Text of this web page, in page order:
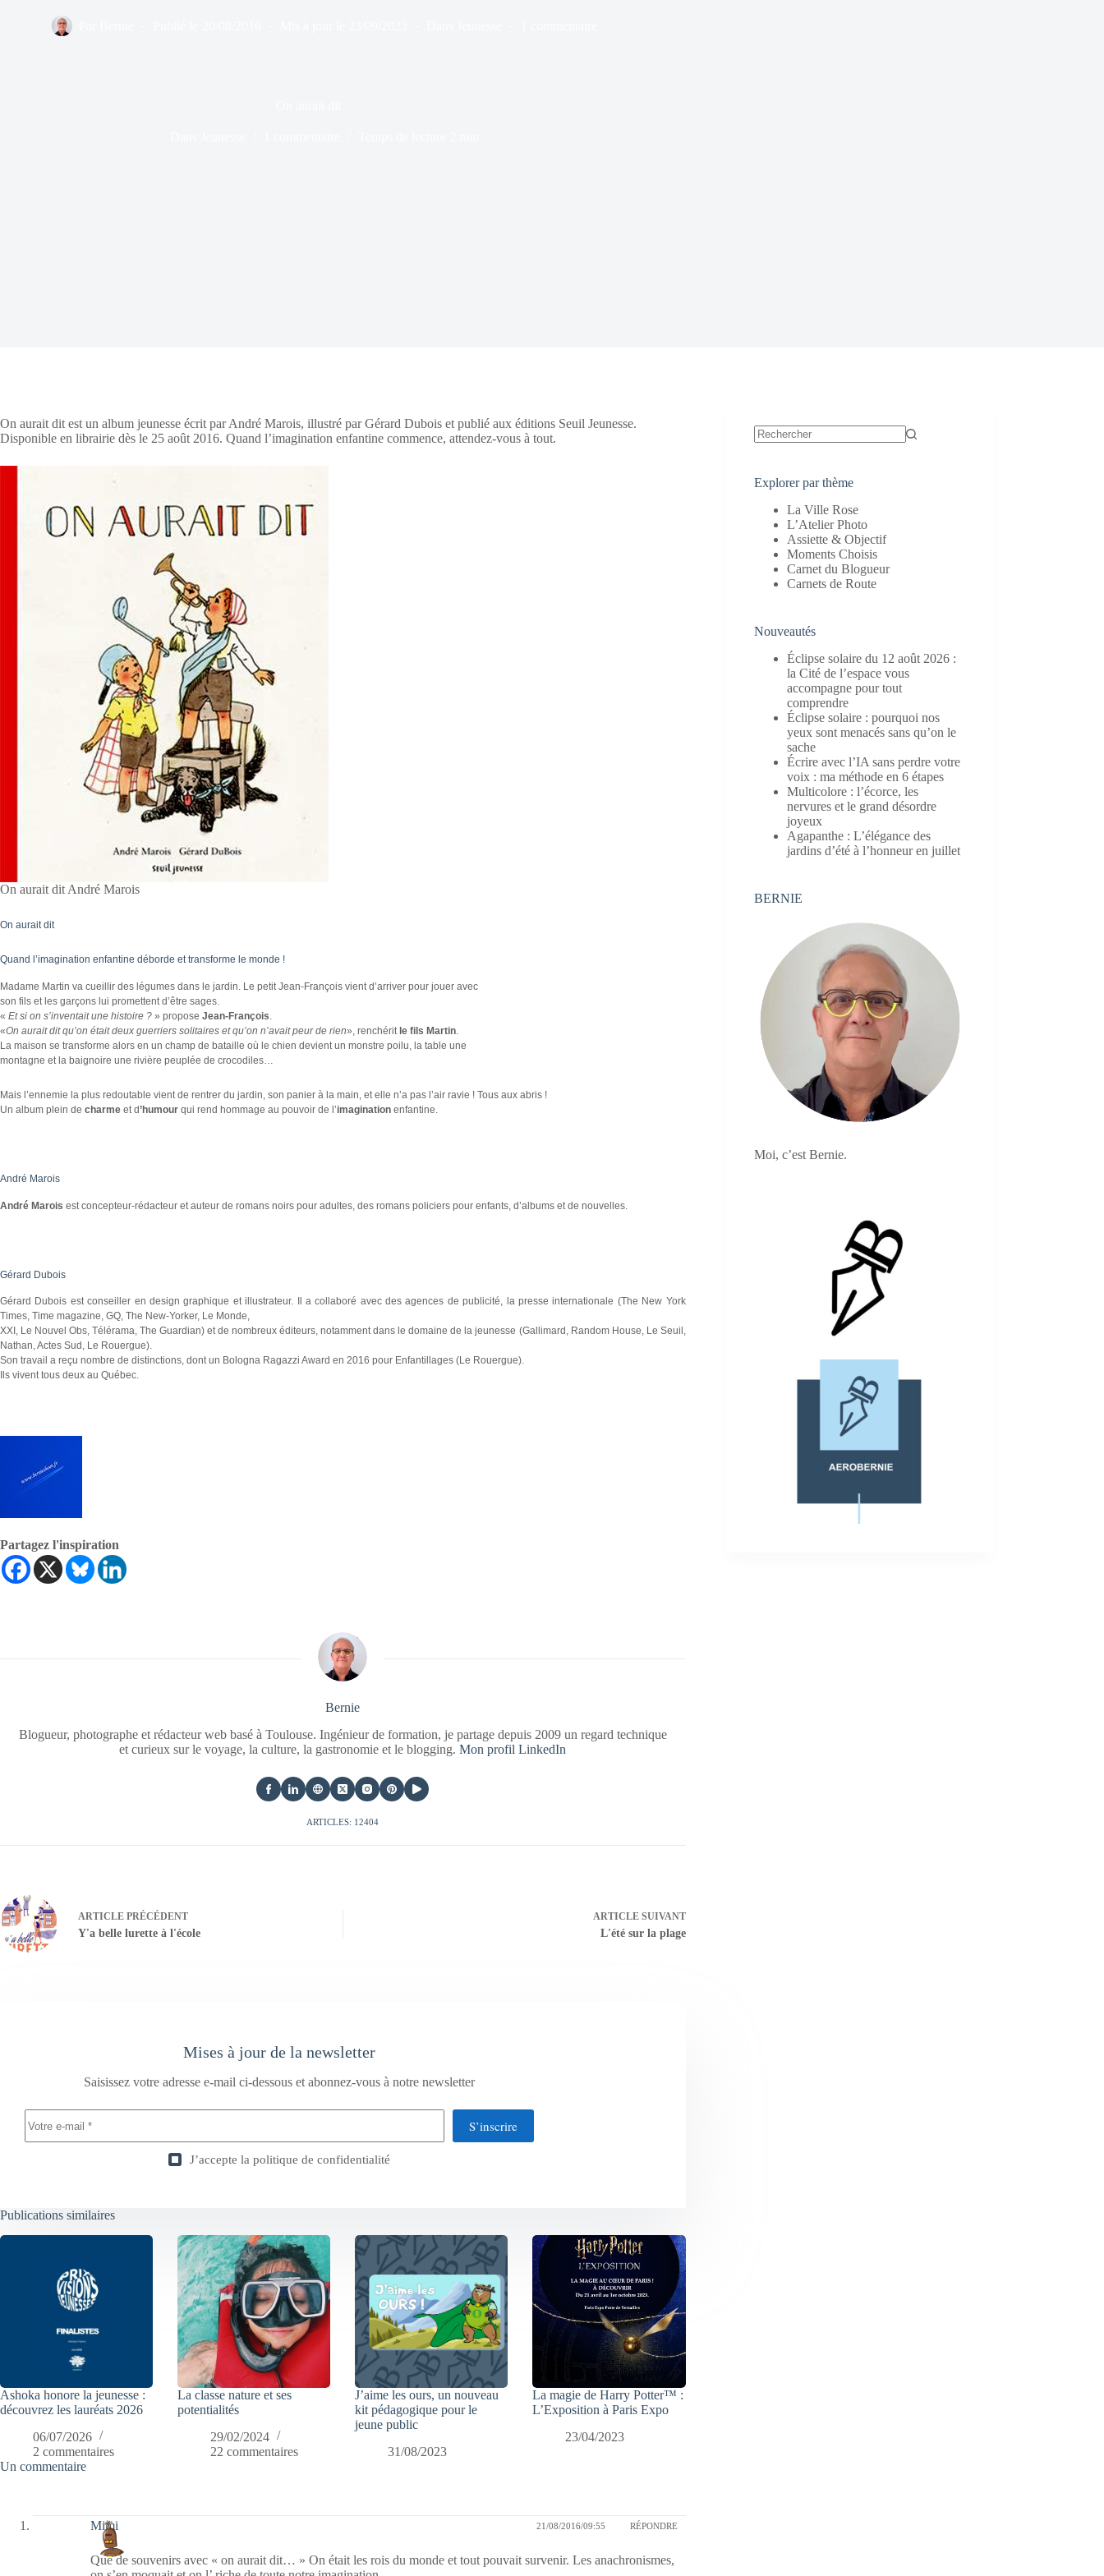
On aurait dit est un album jeunesse écrit par André Marois, illustré par Gérard Dubois et publié aux éditions Seuil Jeunesse.
Disponible en librairie dès le 25 août 2016. Quand l’imagination enfantine commence, attendez-vous à tout.
On aurait dit André Marois
On aurait dit
Quand l’imagination enfantine déborde et transforme le monde !
Madame Martin va cueillir des légumes dans le jardin. Le petit Jean-François vient d’arriver pour jouer avec
son fils et les garçons lui promettent d’être sages.
« Et si on s’inventait une histoire ? » propose Jean-François
«On aurait dit qu’on était deux guerriers solitaires et qu’on n’avait peur de rien», renchérit le fils Martin
La maison se transforme alors en un champ de bataille où le chien devient un monstre poilu, la table une
montagne et la baignoire une rivière peuplée de crocodiles…
Mais l’ennemie la plus redoutable vient de rentrer du jardin, son panier à la main, et elle n’a pas l’air ravie ! Tous aux abris !
Un album plein de charme et d’humour qui rend hommage au pouvoir de l’imagination enfantine.
André Marois
André Marois est concepteur-rédacteur et auteur de romans noirs pour adultes, des romans policiers pour enfants, d’albums et de nouvelles.
Gérard Dubois
Gérard Dubois est conseiller en design graphique et illustrateur. Il a collaboré avec des agences de publicité, la presse internationale (The New York
Times, Time magazine, GQ, The New-Yorker, Le Monde,
XXI, Le Nouvel Obs, Télérama, The Guardian) et de nombreux éditeurs, notamment dans le domaine de la jeunesse (Gallimard, Random House, Le Seuil,
Nathan, Actes Sud, Le Rouergue).
Son travail a reçu nombre de distinctions, dont un Bologna Ragazzi Award en 2016 pour Enfantillages (Le Rouergue).
Ils vivent tous deux au Québec.
Partagez l'inspiration
Bernie
Blogueur, photographe et rédacteur web basé à Toulouse. Ingénieur de formation, je partage depuis 2009 un regard technique
et curieux sur le voyage, la culture, la gastronomie et le blogging.Mon profil LinkedIn
ARTICLES: 12404
ARTICLE PRÉCÉDENT
Y'a belle lurette à l'école
ARTICLESUIVANT
L'été sur la plage
Mises à jour de la newsletter
Saisissez votre adresse e-mail ci-dessous et abonnez-vous à notre newsletter
S’inscrire
J’accepte la politique de confidentialité
Publications similaires
Ashoka honore la jeunesse :
découvrez les lauréats 2026
06/07/2026
2 commentaires
La classe nature et ses
potentialités
29/02/2024
22 commentaires
J’aime les ours, un nouveau
kit pédagogique pour le
jeune public
31/08/2023
La magie de Harry Potter™ :
L’Exposition à Paris Expo
23/04/2023
Un commentaire
Mimi 21/08/2016/09:55 RÉPONDRE
Que de souvenirs avec « on aurait dit… » On était les rois du monde et tout pouvait survenir. Les anachronismes,
Explorer par thème
La Ville Rose
L’Atelier Photo
Assiette & Objectif
Moments Choisis
Carnet du Blogueur
Carnets de Route
Nouveautés
Éclipse solaire du 12 août 2026 :
la Cité de l’espace vous
accompagne pour tout
comprendre
Éclipse solaire : pourquoi nos
yeux sont menacés sans qu’on le
sache
Écrire avec l’IA sans perdre votre
voix : ma méthode en 6 étapes
Multicolore : l’écorce, les
nervures et le grand désordre
joyeux
Agapanthe : L’élégance des
jardins d’été à l’honneur en juillet
BERNIE
Moi, c’est Bernie.